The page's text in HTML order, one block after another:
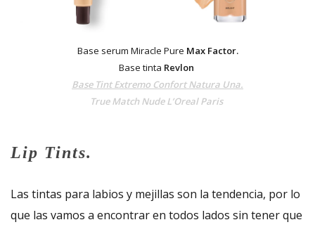
Base serum Miracle Pure Max Factor.
Base tinta Revlon
Base Tint Extremo Confort Natura Una.
True Match Nude L’Oreal Paris
Lip Tints.
Las tintas para labios y mejillas son la tendencia, por lo
que las vamos a encontrar en todos lados sin tener que